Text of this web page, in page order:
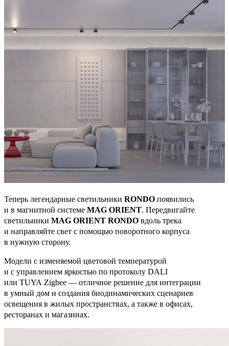
Теперь легендарные светильники RONDO появились
и в магнитной системе MAG ORIENT. Передвигайте
светильники MAG ORIENT RONDO вдоль трека
и направляйте свет с помощью поворотного корпуса
в нужную сторону.
Модели с изменяемой цветовой температурой
и с управлением яркостью по протоколу DALI
или TUYA Zigbee — отличное решение для интеграции
в умный дом и создания биодинамических сценариев
освещения в жилых пространствах, а также в офисах,
ресторанах и магазинах.